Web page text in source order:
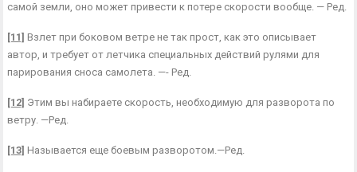
самой земли, оно может привести к потере скорости вообще. — Ред.
[11] Взлет при боковом ветре не так прост, как это описывает
автор, и требует от лет­чика специальных действий рулями для
парирования сноса самолета. —- Ред.
[12] Этим вы набираете скорость, необходимую для разворота по
ветру. —Ред.
[13] Называется еще боевым разворотом.—Ред.